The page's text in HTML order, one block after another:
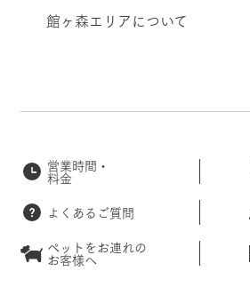
館ヶ森エリアについて
営業時間・
料金
よくあるご質問
ペットをお連れの
お客様へ